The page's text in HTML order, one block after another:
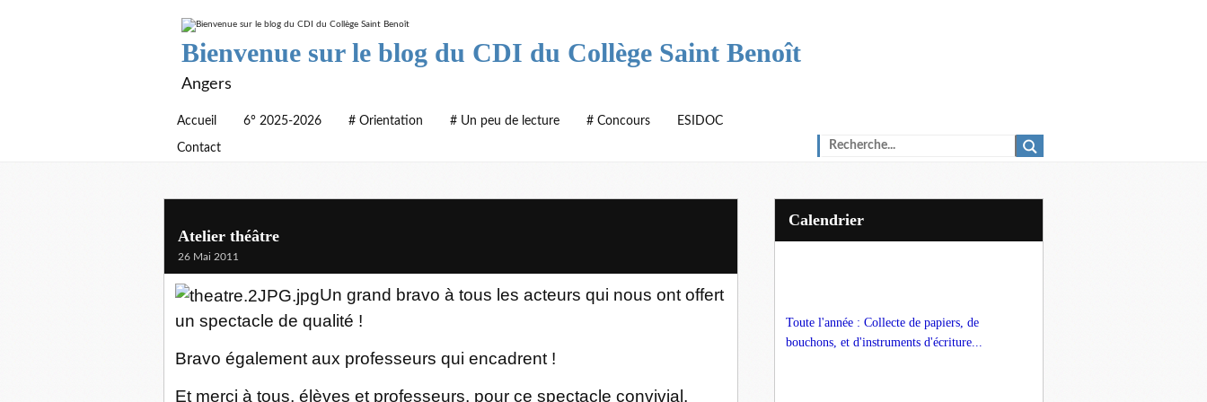
Bienvenue sur le blog du CDI du Collège Saint Benoît
Angers
Accueil 6° 2025-2026 # Orientation # Un peu de lecture # Concours ESIDOC
Contact
Atelier théâtre
26 Mai 2011
Un grand bravo à tous les acteurs qui nous ont offert
un spectacle de qualité !
Bravo également aux professeurs qui encadrent !
Et merci à tous, élèves et professeurs, pour ce spectacle convivial,
Calendrier
Toute l'année : Collecte de papiers, de
bouchons, et d'instruments d'écriture...